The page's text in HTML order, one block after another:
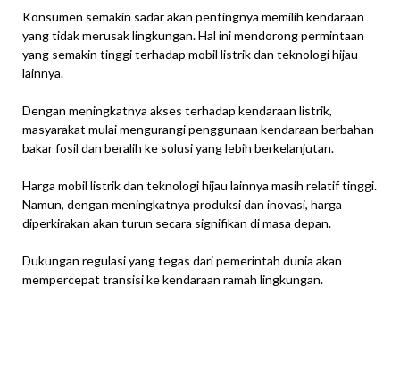
Konsumen semakin sadar akan pentingnya memilih kendaraan
yang tidak merusak lingkungan. Hal ini mendorong permintaan
yang semakin tinggi terhadap mobil listrik dan teknologi hijau
lainnya.
Dengan meningkatnya akses terhadap kendaraan listrik,
masyarakat mulai mengurangi penggunaan kendaraan berbahan
bakar fosil dan beralih ke solusi yang lebih berkelanjutan.
Harga mobil listrik dan teknologi hijau lainnya masih relatif tinggi.
Namun, dengan meningkatnya produksi dan inovasi, harga
diperkirakan akan turun secara signifikan di masa depan.
Dukungan regulasi yang tegas dari pemerintah dunia akan
mempercepat transisi ke kendaraan ramah lingkungan.